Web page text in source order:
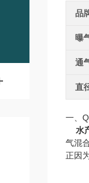
品
曝
通
直
一、
水
气混
正因